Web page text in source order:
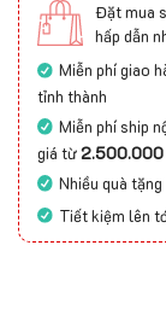
Đặt mua
hấp dẫn
Miễn phí giao
tỉnh thành
Miễn phí ship
giá từ2.500.000
Nhiều quà
Tiết kiệm lên